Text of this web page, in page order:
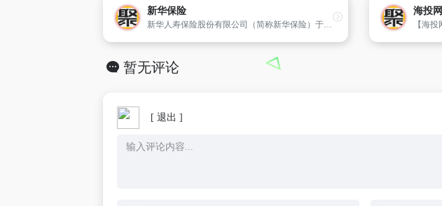
新华保险
新华人寿保险股份有限公司（简称新华保险）于1996年9月6日成立于北京。是一家经国务院同意、中国人民银行批准的全国性专业寿险公司。2009年，中央汇金投资有限责任公司入股成为第一大股东，第二大股东是中国宝武钢铁集团有限公司。2011年，新华保险在香港联合交易所和上海证券交易所同步上市，A股代码为601336，H股代码为01336。新华保险以寿险业务为核心，同时向养老、健康产业领域延伸。统一客服电话95567。
海投网
暂无评论
[ 退出 ]